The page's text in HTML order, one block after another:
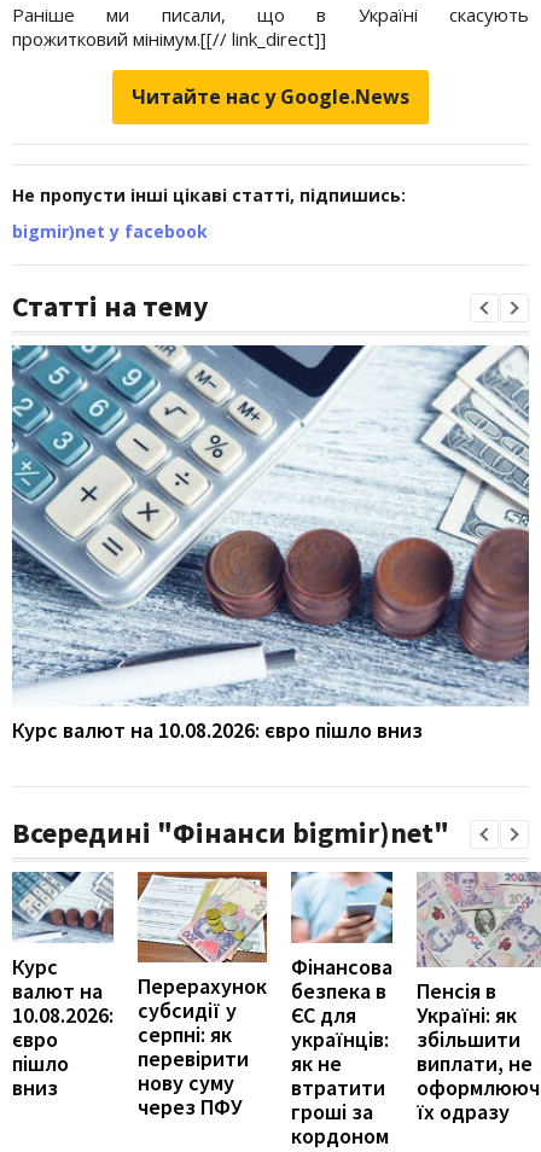
Раніше ми писали, що в Україні скасують
прожитковий мінімум.[[// link_direct]]
Читайте нас у Google.News
Не пропусти інші цікаві статті, підпишись:
bigmir)net у facebook
Статті на тему
Курс валют на 10.08.2026: євро пішло вниз
Всередині "Фінанси bigmir)net"
Курс
валют на
10.08.2026:
євро
пішло
вниз
Перерахунок
субсидії у
серпні: як
перевірити
нову суму
через ПФУ
Фінансова
безпека в
ЄС для
українців:
як не
втратити
гроші за
кордоном
Пенсія в
Україні: як
збільшити
виплати, не
їх одразу